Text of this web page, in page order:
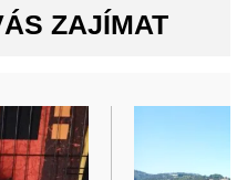
ZAJÍMAT